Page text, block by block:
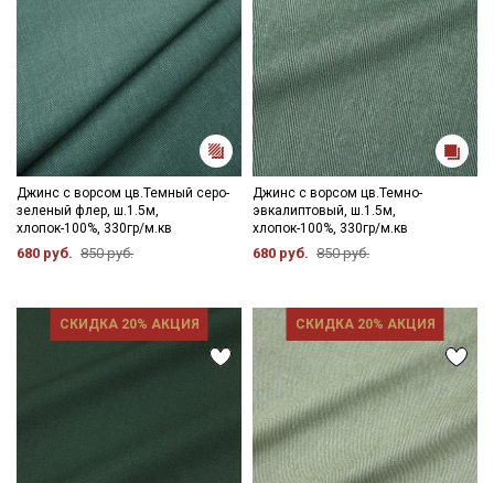
Джинс с ворсом цв.Темный серо-
зеленый флер, ш.1.5м,
хлопок-100%, 330гр/м.кв
680 руб. 850 руб.
Джинс с ворсом цв.Темно-
эвкалиптовый, ш.1.5м,
хлопок-100%, 330гр/м.кв
680 руб. 850 руб.
СКИДКА 20% АКЦИЯ СКИДКА 20% АКЦИЯ